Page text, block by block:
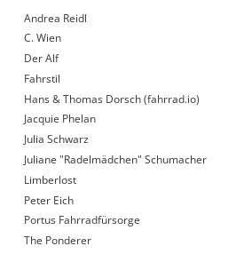
Andrea Reidl
C. Wien
Der Alf
Fahrstil
Hans & Thomas Dorsch (fahrrad.io)
Jacquie Phelan
Julia Schwarz
Juliane "Radelmädchen" Schumacher
Limberlost
Peter Eich
Portus Fahrradfürsorge
The Ponderer